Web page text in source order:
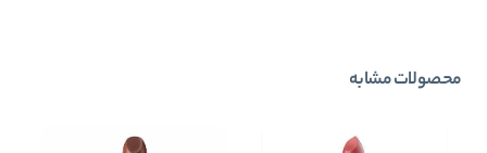
محصولات مشابه